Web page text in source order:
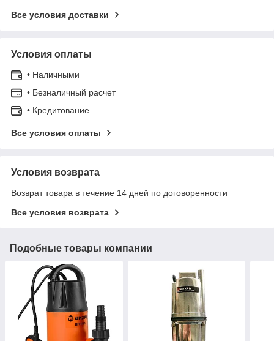
Все условия доставки
Условия оплаты
• Наличными
• Безналичный расчет
• Кредитование
Все условия оплаты
Условия возврата
Возврат товара в течение 14 дней по договоренности
Все условия возврата
Подобные товары компании